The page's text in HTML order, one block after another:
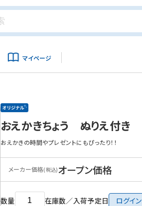
マイページ
おえかきちょう ぬりえ付き
おえかきの時間やプレゼントにもぴったり！！
メーカー価格(税込)オープン価格
数量 在庫数／入荷予定日 ログイン